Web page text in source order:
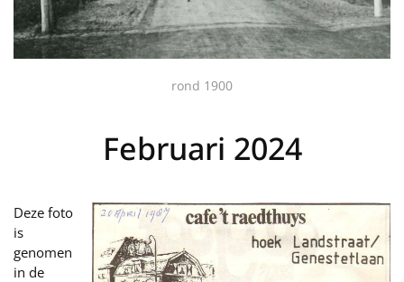
rond 1900
Februari 2024
Deze foto
is
genomen
in de